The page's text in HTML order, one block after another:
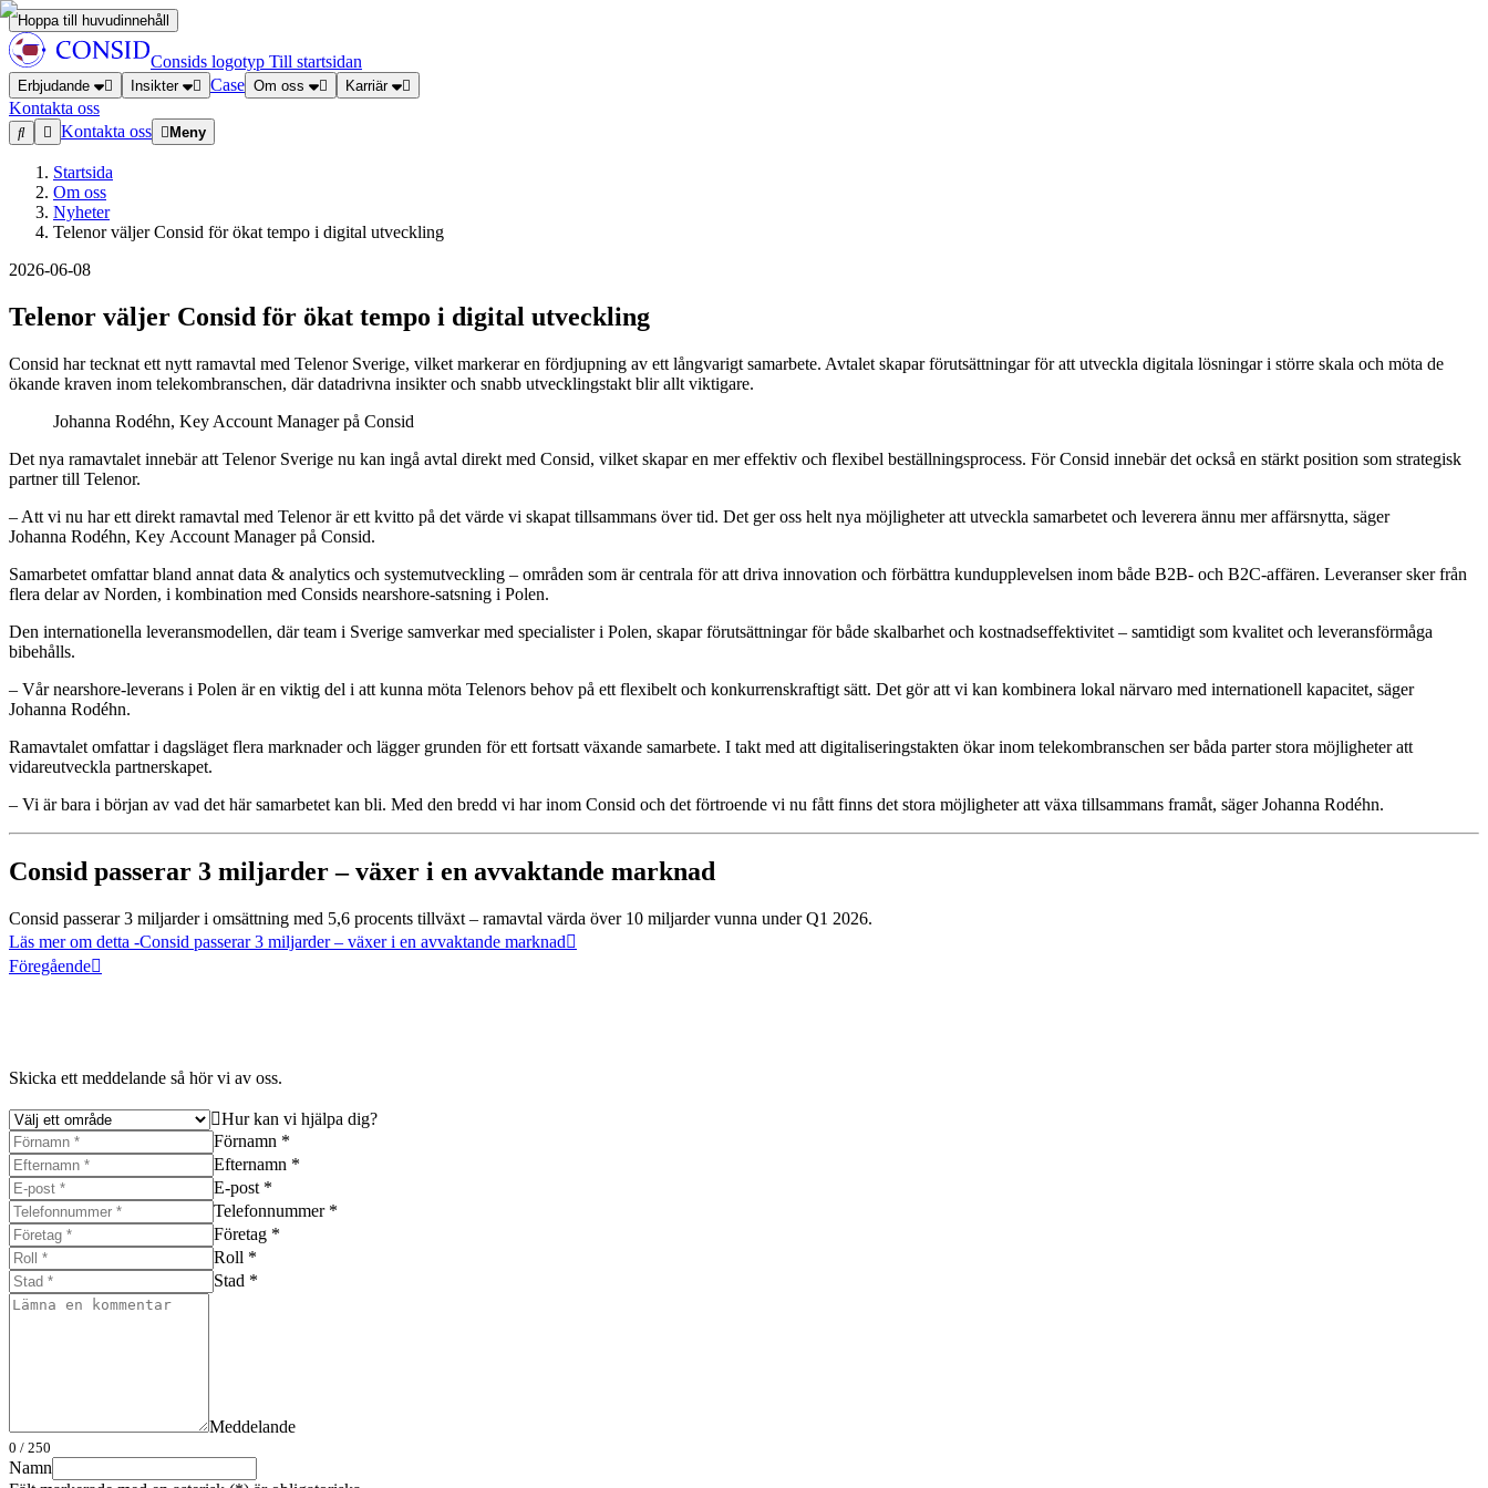
Hoppa till huvudinnehåll
Consids logotyp Till startsidan
Erbjudande Insikter Case Om oss Karriär
Kontakta oss
Kontakta oss
Meny
Startsida
Om oss
Nyheter
Telenor väljer Consid för ökat tempo i digital utveckling
2026-06-08
Telenor väljer Consid för ökat tempo i digital utveckling
Consid har tecknat ett nytt ramavtal med Telenor Sverige, vilket markerar en fördjupning av ett långvarigt samarbete. Avtalet skapar förutsättningar för att utveckla digitala lösningar i större skala och möta de
ökande kraven inom telekombranschen, där datadrivna insikter och snabb utvecklingstakt blir allt viktigare.
Johanna Rodéhn, Key Account Manager på Consid
Det nya ramavtalet innebär att Telenor Sverige nu kan ingå avtal direkt med Consid, vilket skapar en mer effektiv och flexibel beställningsprocess. För Consid innebär det också en stärkt position som strategisk
partner till Telenor.
– Att vi nu har ett direkt ramavtal med Telenor är ett kvitto på det värde vi skapat tillsammans över tid. Det ger oss helt nya möjligheter att utveckla samarbetet och leverera ännu mer affärsnytta, säger
Johanna Rodéhn, Key Account Manager på Consid.
Samarbetet omfattar bland annat data & analytics och systemutveckling – områden som är centrala för att driva innovation och förbättra kundupplevelsen inom både B2B- och B2C-affären. Leveranser sker från
flera delar av Norden, i kombination med Consids nearshore-satsning i Polen.
Den internationella leveransmodellen, där team i Sverige samverkar med specialister i Polen, skapar förutsättningar för både skalbarhet och kostnadseffektivitet – samtidigt som kvalitet och leveransförmåga
bibehålls.
– Vår nearshore-leverans i Polen är en viktig del i att kunna möta Telenors behov på ett flexibelt och konkurrenskraftigt sätt. Det gör att vi kan kombinera lokal närvaro med internationell kapacitet, säger
Johanna Rodéhn.
Ramavtalet omfattar i dagsläget flera marknader och lägger grunden för ett fortsatt växande samarbete. I takt med att digitaliseringstakten ökar inom telekombranschen ser båda parter stora möjligheter att
vidareutveckla partnerskapet.
– Vi är bara i början av vad det här samarbetet kan bli. Med den bredd vi har inom Consid och det förtroende vi nu fått finns det stora möjligheter att växa tillsammans framåt, säger Johanna Rodéhn.
Consid passerar 3 miljarder – växer i en avvaktande marknad
Consid passerar 3 miljarder i omsättning med 5,6 procents tillväxt – ramavtal värda över 10 miljarder vunna under Q1 2026.
Läs mer om detta -Consid passerar 3 miljarder – växer i en avvaktande marknad
Föregående
Skicka ett meddelande så hör vi av oss.
Hur kan vi hjälpa dig?
Förnamn *
Efternamn *
E-post *
Telefonnummer *
Företag *
Roll *
Stad *
Meddelande
0 / 250
Namn